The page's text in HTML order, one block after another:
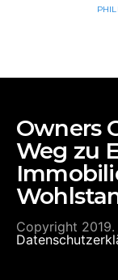
Owners
Weg zu
Copyright